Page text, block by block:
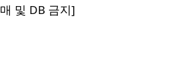
및 DB 금지]